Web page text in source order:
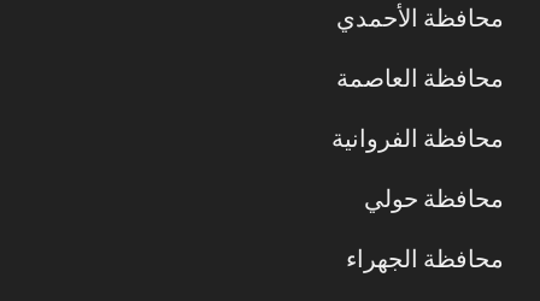
محافظة الأحمدي
محافظة العاصمة
محافظة الفروانية
محافظة حولي
محافظة الجهراء